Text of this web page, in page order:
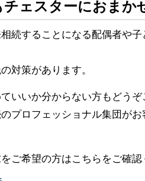
ェスターにおまか
続することになる配偶者や
対策があります。
いいか分からない方もどうぞ
プロフェッショナル集団が
ご希望の方はこちらをご確認